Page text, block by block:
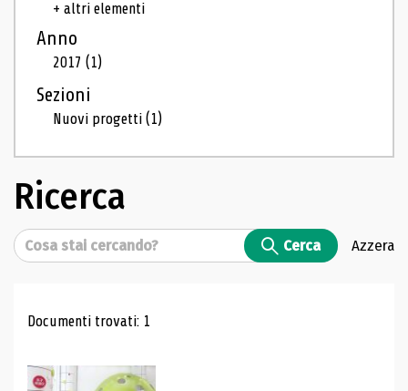
+ altri elementi
Anno
2017(1)
Sezioni
Nuovi progetti(1)
Ricerca
Cerca Cerca Azzera
Risultati di ricerca
Documenti trovati: 1